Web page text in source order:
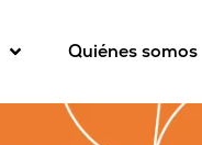
Quiénes somos